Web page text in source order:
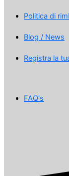
Politica di
Blog / News
Registra la
FAQ's